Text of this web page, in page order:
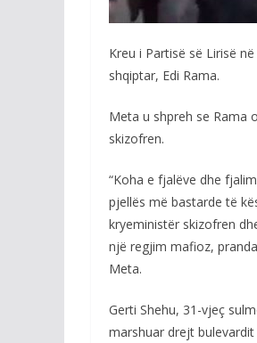
Kreu i Partisë së Lirisë
shqiptar, Edi Rama.
Meta u shpreh se Rama
skizofren.
“Koha e fjalëve dhe
pjellës më bastarde të
kryeministër skizofren
një regjim mafioz,
Meta.
Gerti Shehu, 31-vjeç
marshuar drejt